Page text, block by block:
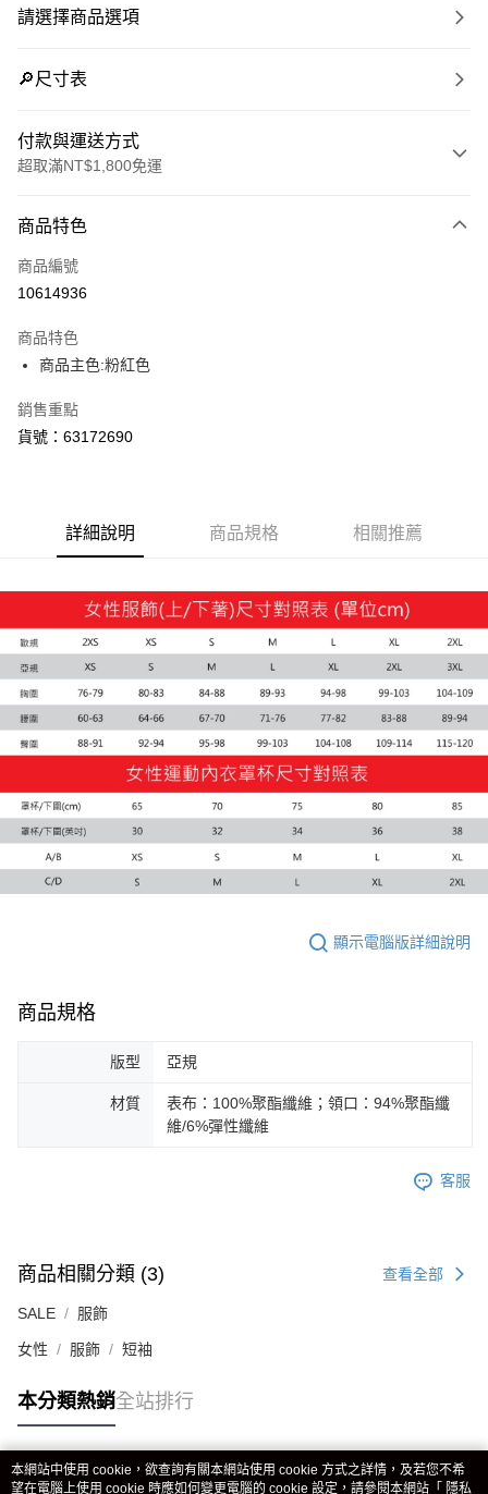
請選擇商品選項
🔎尺寸表
付款與運送方式
超取滿NT$1,800免運
信用卡一次付款
LINE Pay
街口支付
悠遊付
Google Pay
運送方式
每筆NT$100，滿NT$1,800(含以上)免運費
付款後7-11取貨
每筆NT$100，滿NT$1,800(含以上)免運費
宅配(離島恕不配送)
每筆NT$150，滿NT$1,800(含以上)免運費
宅配貨到付款(離島恕不配送)
每筆NT$180
商品特色
商品編號
10614936
商品特色
商品主色:粉紅色
銷售重點
貨號：63172690
詳細說明 商品規格 相關推薦
顯示電腦版詳細說明
商品規格
版型 亞規
材質
表布：100%聚酯纖維；領口：94%聚酯纖
維/6%彈性纖維
客服
商品相關分類 (3) 查看全部
SALE 服飾
女性 服飾 短袖
本分類熱銷全站排行
熱門標籤
本網站中使用 cookie，欲查詢有關本網站使用 cookie 方式之詳情，及若您不希
望在電腦上使用 cookie 時應如何變更電腦的 cookie 設定，請參閱本網站「 隱私